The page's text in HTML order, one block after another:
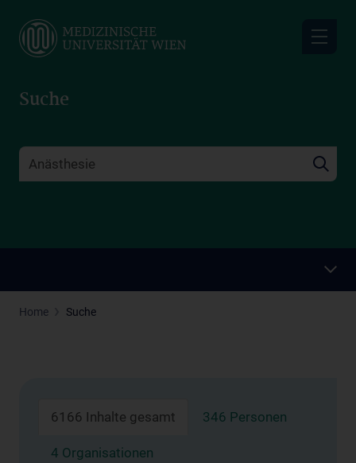
main
Suche
Home Suche
6166 Inhalte gesamt 346 Personen
4 Organisationen